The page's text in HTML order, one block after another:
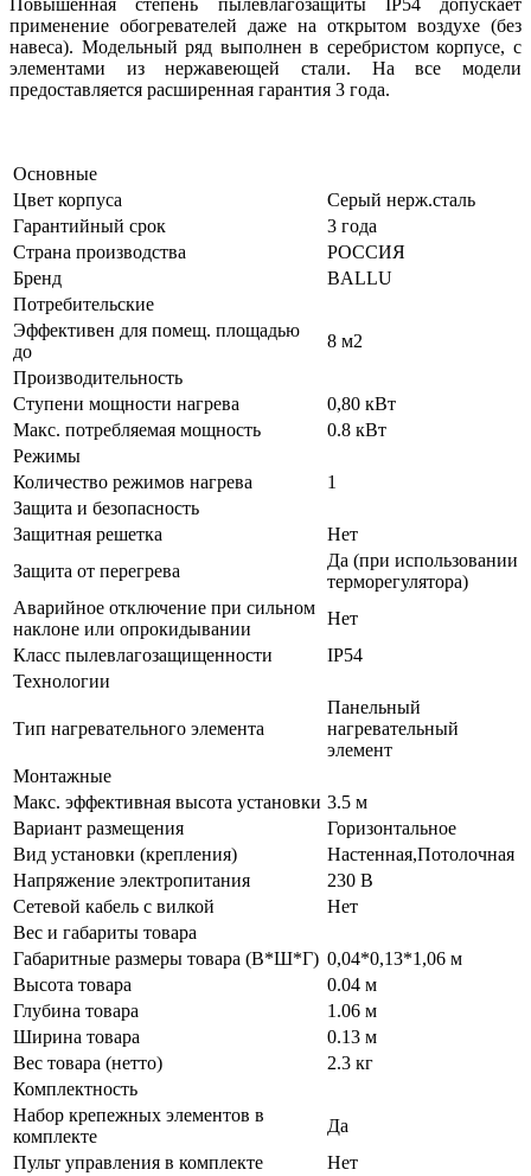
Повышенная степень пылевлагозащиты IP54 допускает
применение обогревателей даже на открытом воздухе (без
навеса). Модельный ряд выполнен в серебристом корпусе, с
элементами из нержавеющей стали. На все модели
предоставляется расширенная гарантия 3 года.
Основные
Цвет корпуса
Серый нерж.сталь
Гарантийный срок
3 года
Страна производства
РОССИЯ
Бренд
BALLU
Потребительские
Эффективен для помещ. площадью
до
8 м2
Производительность
Ступени мощности нагрева
0,80 кВт
Макс. потребляемая мощность
0.8 кВт
Режимы
Количество режимов нагрева
1
Защита и безопасность
Защитная решетка
Нет
Защита от перегрева
Да (при использовании
терморегулятора)
Аварийное отключение при сильном
наклоне или опрокидывании
Нет
Класс пылевлагозащищенности
IP54
Технологии
Тип нагревательного элемента
Панельный
нагревательный
элемент
Монтажные
Макс. эффективная высота установки 3.5 м
Вариант размещения
Горизонтальное
Вид установки (крепления)
Настенная,Потолочная
Напряжение электропитания
230 В
Сетевой кабель с вилкой
Нет
Вес и габариты товара
Габаритные размеры товара (В*Ш*Г) 0,04*0,13*1,06 м
Высота товара
0.04 м
Глубина товара
1.06 м
Ширина товара
0.13 м
Вес товара (нетто)
2.3 кг
Комплектность
Набор крепежных элементов в
комплекте
Да
Пульт управления в комплекте
Нет